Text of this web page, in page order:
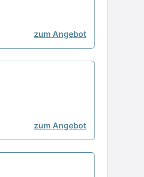
zum Angebot
zum Angebot